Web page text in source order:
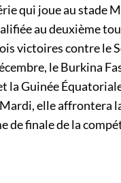
qui joue au stade
au deuxième
victoires contre le
le Burkina
la Guinée
elle affrontera
de finale de la